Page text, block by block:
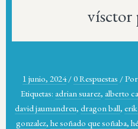
vísctor
1 junio, 2024 /0 Respuestas /Por
Etiquetas: adrian suarez, alberto
david jaumandreu, dragon ball,
gonzalez, he soñado que soñaba,